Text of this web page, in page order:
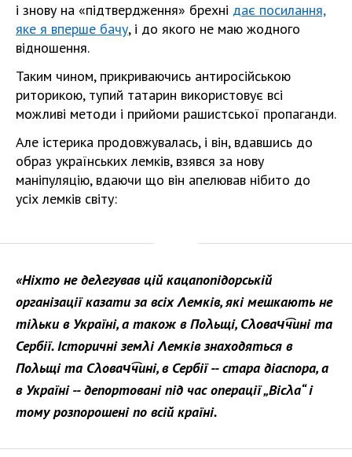
і знову на «підтвердження» брехні дає посилання,
яке я вперше бачу, і до якого не маю жодного
відношення.
Таким чином, прикриваючись антиросійською
риторикою, тупий татарин використовує всі
можливі методи і прийоми рашистської пропаганди.
Але істерика продовжувалась, і він, вдавшись до
образ українських лемків, взявся за нову
маніпуляцію, вдаючи що він апелював нібито до
усіх лемків світу:
«Ніхто не деλегував цій кацапопідорській
організації казати за всіх Λемків, які мешкають не
тіλьки в Україні, а також в Поλьщі, Сλовач͡чині та
Сербії. Історичні земλі Λемків знаходяться в
Поλьщі та Сλовач͡чині, в Сербії -- стара діаспора, а
в Україні -- депортовані під час операції „Вісλа“ і
тому розпорошені по всій країні.